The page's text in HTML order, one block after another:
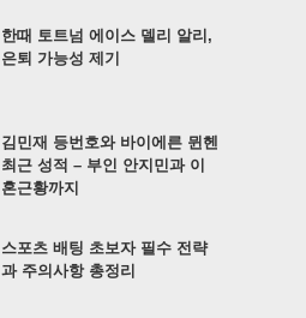
한때 토트넘 에이스 델리 알리,
은퇴 가능성 제기
김민재 등번호와 바이에른 뮌헨
최근 성적 – 부인 안지민과 이
혼근황까지
스포츠 배팅 초보자 필수 전략
과 주의사항 총정리